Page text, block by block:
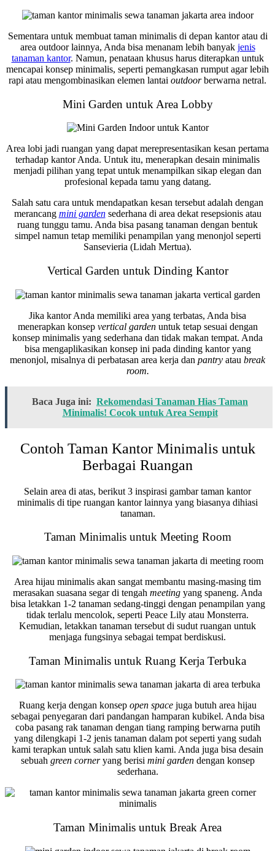
Sementara untuk membuat taman minimalis di depan kantor atau di
area outdoor lainnya, Anda bisa menanam lebih banyak jenis
tanaman kantor. Namun, penataan khusus harus diterapkan untuk
mencapai konsep minimalis, seperti pemangkasan rumput agar lebih
rapi atau mengombinasikan elemen lantai outdoorberwarna netral.
Mini Garden untuk Area Lobby
Area lobi jadi ruangan yang dapat merepresentasikan kesan pertama
terhadap kantor Anda. Untuk itu, menerapkan desain minimalis
menjadi pilihan yang tepat untuk menampilkan sikap elegan dan
profesional kepada tamu yang datang.
Salah satu cara untuk mendapatkan kesan tersebut adalah dengan
merancang mini garden sederhana di area dekat resepsionis atau
ruang tunggu tamu. Anda bisa pasang tanaman dengan bentuk
simpel namun tetap memiliki penampilan yang menonjol seperti
Sansevieria (Lidah Mertua).
Vertical Garden untuk Dinding Kantor
Jika kantor Anda memiliki area yang terbatas, Anda bisa
menerapkan konsep vertical gardenuntuk tetap sesuai dengan
konsep minimalis yang sederhana dan tidak makan tempat. Anda
bisa mengaplikasikan konsep ini pada dinding kantor yang
menonjol, misalnya di perbatasan area kerja dan pantry atau break
room.
Baca Juga ini: Rekomendasi Tanaman Hias Taman
Minimalis! Cocok untuk Area Sempit
Contoh Taman Kantor Minimalis untuk
Berbagai Ruangan
Selain area di atas, berikut 3 inspirasi gambar taman kantor
minimalis di tipe ruangan kantor lainnya yang biasanya dihiasi
tanaman.
Taman Minimalis untuk Meeting Room
Area hijau minimalis akan sangat membantu masing-masing tim
merasakan suasana segar di tengah meeting yang spaneng. Anda
bisa letakkan 1-2 tanaman sedang-tinggi dengan penampilan yang
tidak terlalu mencolok, seperti Peace Lily atau Monsterra.
Kemudian, letakkan tanaman tersebut di sudut ruangan untuk
menjaga fungsinya sebagai tempat berdiskusi.
Taman Minimalis untuk Ruang Kerja Terbuka
Ruang kerja dengan konsep open space juga butuh area hijau
sebagai penyegaran dari pandangan hamparan kubikel. Anda bisa
coba pasang rak tanaman dengan tiang ramping berwarna putih
yang dilengkapi 1-2 jenis tanaman dalam pot seperti yang sudah
kami terapkan untuk salah satu klien kami. Anda juga bisa desain
sebuah green corneryang berisi mini garden dengan konsep
sederhana.
Taman Minimalis untuk Break Area